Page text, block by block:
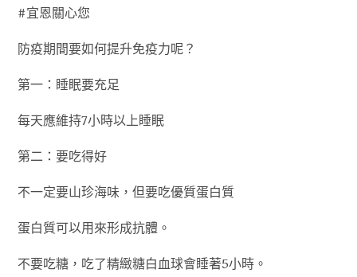
#宜恩關心您
防疫期間要如何提升免疫力呢？
第一：睡眠要充足
每天應維持7小時以上睡眠
第二：要吃得好
不一定要山珍海味，但要吃優質蛋白質
蛋白質可以用來形成抗體。
不要吃糖，吃了精緻糖白血球會睡著5小時。